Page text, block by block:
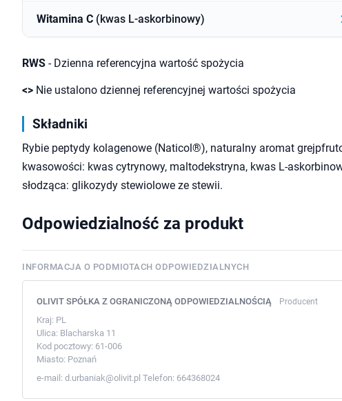
Witamina C (kwas L-askorbinowy)
RWS - Dzienna referencyjna wartość spożycia
<> Nie ustalono dziennej referencyjnej wartości spożycia
Składniki
Rybie peptydy kolagenowe (Naticol®), naturalny aromat
kwasowości: kwas cytrynowy, maltodekstryna, kwas L-
słodząca: glikozydy stewiolowe ze stewii.
Odpowiedzialność za produkt
INFORMACJA O PODMIOTACH ODPOWIEDZIALNYCH
OLIVIT SPÓŁKA Z OGRANICZONĄ ODPOWIEDZIALNOŚCIĄ Producent
Kraj: PL
Ulica: Blacharska 11
Kod pocztowy: 61-006
Miasto: Poznań
e-mail: d.urbaniak@olivit.pl Telefon: 664368024